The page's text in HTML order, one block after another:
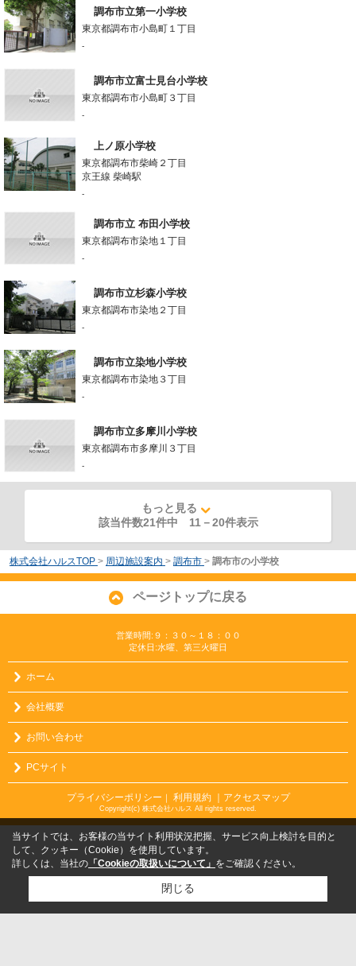
調布市立第一小学校
東京都調布市小島町１丁目
-
調布市立富士見台小学校
東京都調布市小島町３丁目
-
上ノ原小学校
東京都調布市柴崎２丁目
京王線 柴崎駅
-
調布市立 布田小学校
東京都調布市染地１丁目
-
調布市立杉森小学校
東京都調布市染地２丁目
-
調布市立染地小学校
東京都調布市染地３丁目
-
調布市立多摩川小学校
東京都調布市多摩川３丁目
-
もっと見る
該当件数21件中 11 －20件表示
株式会社ハルスTOP > 周辺施設案内 > 調布市 > 調布市の小学校
ページトップに戻る
営業時間:９：３０～１８：００
定休日:水曜、第三火曜日
ホーム
会社概要
お問い合わせ
PCサイト
プライバシーポリシー ｜ 利用規約 ｜アクセスマップ
Copyright(c) 株式会社ハルス All rights reserved.
当サイトでは、お客様の当サイト利用状況把握、サービス向上検討を目的と
して、クッキー（Cookie）を使用しています。
詳しくは、当社の 「Cookieの取扱いについて」 をご確認ください。
閉じる